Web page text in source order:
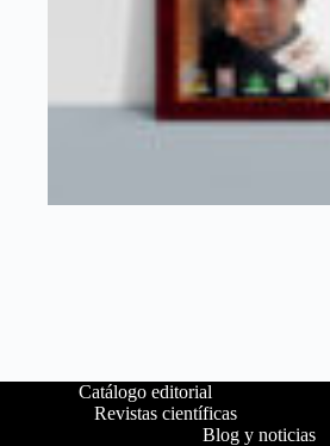
Catálogo editorial
Revistas científicas
Blog y noticias